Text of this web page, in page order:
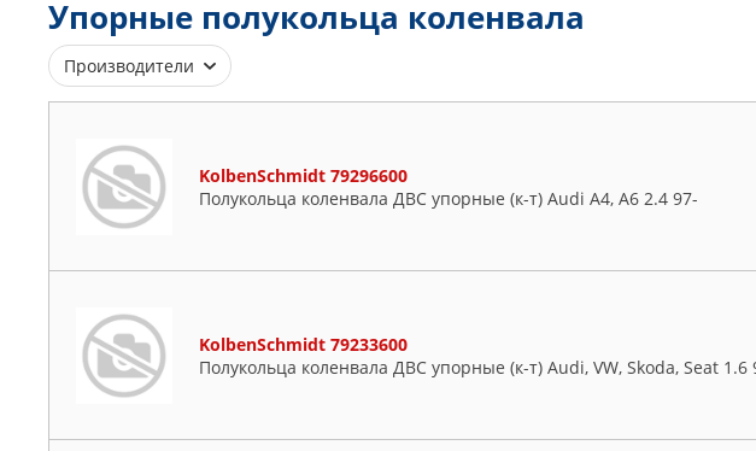
Упорные полукольца коленвала
Производители
AUTOWELT
CORTECO
FORD
GLYCO
KIA
MERCEDES
MITSUBISHI
NISSAN
PEUGEOT
KolbenSchmidt 79296600
Полукольца коленвала ДВС упорные (к-т) Audi A4, A6 2.4 97-
KolbenSchmidt 79233600
Полукольца коленвала ДВС упорные (к-т) Audi, VW, Skoda, Seat 1.6